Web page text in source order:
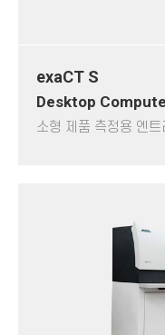
exaCT S
Desktop
소형 제품 측정용 엔